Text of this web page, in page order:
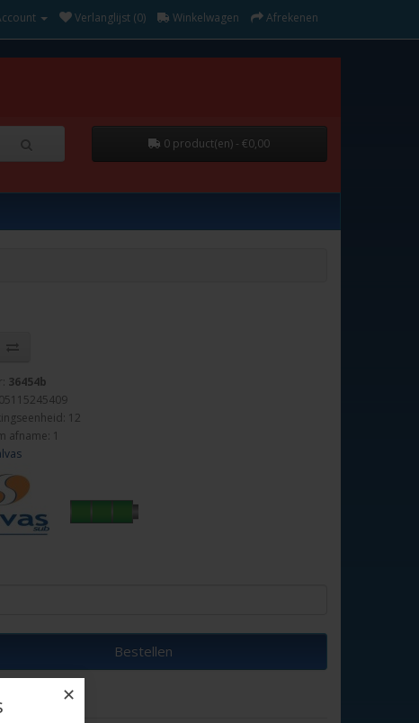
Verlanglijst (0) Winkelwagen Afrekenen
0 product(en) - €0,00
36454b
12
afname: 1
Bestellen
✕